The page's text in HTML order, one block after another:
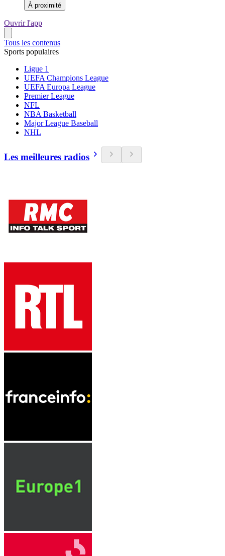
À proximité
Ouvrir l'app
Tous les contenus
Sports populaires
Ligue 1
UEFA Champions League
UEFA Europa League
Premier League
NFL
NBA Basketball
Major League Baseball
NHL
Les meilleures radios